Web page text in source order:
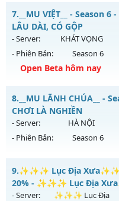
Thể loại: Mu Nguyên bản
Antihack: XShield
MUHN2 - MU HÀ NỘI - Mu
Mu mới ra tháng 08 2026 -
ngày 10/08/2626
Exp: 150x - Drop: 10%
Kiểu reset: Reset In Game
Thể loại: Mu Nguyên bản
Antihack: IGMU.DEV
7. __MU VIỆT__ - Season
LÂU DÀI, CÓ GỘP
- Server: KHÁT VỌNG
- Phiên Bản:
Season 6
Open Beta hôm nay
__MU VIỆT__ - CAM KẾT
Mu mới ra tháng 08 2026 -
09h ngày 09/08/2626
Exp: 200x - Drop: 20%
Thể loại: Mu Nguyên bản
Antihack: GoldShield
8. __MU LÃNH CHÚA__ -
CHƠI LÀ NGHIỀN
- Server: HÀ NỘI
- Phiên Bản:
Season 6
__MU LÃNH CHÚA__ -
Mu mới ra tháng 08 2026 -
ngày 02/08/2626
9.✨✨✨ Lục Địa
20% - ✨✨✨ Lục Địa
- Server:
✨✨✨ Lục Địa